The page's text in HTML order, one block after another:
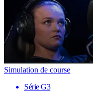
Simulation de course
Série G3